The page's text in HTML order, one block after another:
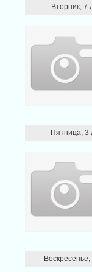
Вторник, 7
Пятница, 3